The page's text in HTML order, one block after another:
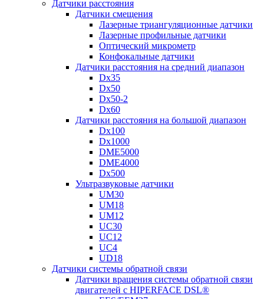
Датчики расстояния
Датчики смещения
Лазерные триангуляционные датчики
Лазерные профильные датчики
Оптический микрометр
Конфокальные датчики
Датчики расстояния на средний диапазон
Dx35
Dx50
Dx50-2
Dx60
Датчики расстояния на большой диапазон
Dx100
Dx1000
DME5000
DME4000
Dx500
Ультразвуковые датчики
UM30
UM18
UM12
UC30
UC12
UC4
UD18
Датчики системы обратной связи
Датчики вращения системы обратной связи
двигателей с HIPERFACE DSL®